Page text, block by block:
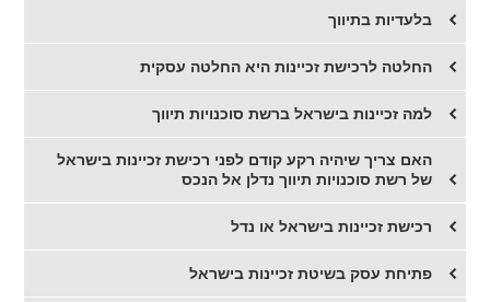
בלעדיות בתיווך
החלטה לרכישת זכיינות היא החלטה עסקית
למה זכיינות בישראל ברשת סוכנויות תיווך
האם צריך שיהיה רקע קודם לפני רכישת זכיינות בישראל
של רשת סוכנויות תיווך נדלן אל הנכס
רכישת זכיינות בישראל או נדל
פתיחת עסק בשיטת זכיינות בישראל